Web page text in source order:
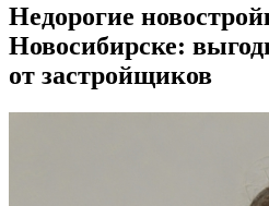
Недорогие
Новосибирске:
от застройщиков